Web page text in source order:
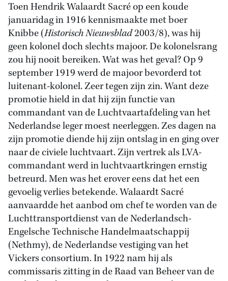
Toen Hendrik Walaardt Sacré op een koude
januaridag in 1916 kennismaakte met boer
Knibbe (Historisch Nieuwsblad2003/8), was hij
geen kolonel doch slechts majoor. De kolonelsrang
zou hij nooit bereiken. Wat was het geval? Op 9
september 1919 werd de majoor bevorderd tot
luitenant-kolonel. Zeer tegen zijn zin. Want deze
promotie hield in dat hij zijn functie van
commandant van de Luchtvaartafdeling van het
Nederlandse leger moest neerleggen. Zes dagen na
zijn promotie diende hij zijn ontslag in en ging over
naar de civiele luchtvaart. Zijn vertrek als LVA-
commandant werd in luchtvaartkringen ernstig
betreurd. Men was het erover eens dat het een
gevoelig verlies betekende. Walaardt Sacré
aanvaardde het aanbod om chef te worden van de
Luchttransportdienst van de Nederlandsch-
Engelsche Technische Handelmaatschappij
(Nethmy), de Nederlandse vestiging van het
Vickers consortium. In 1922 nam hij als
commissaris zitting in de Raad van Beheer van de